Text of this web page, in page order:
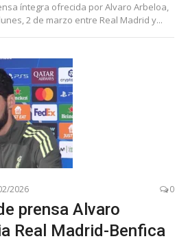
íntegra ofrecida por Alvaro Arbeloa,
2 de marzo entre Real Madrid y...
2026 0
prensa Alvaro
Real Madrid-Benfica